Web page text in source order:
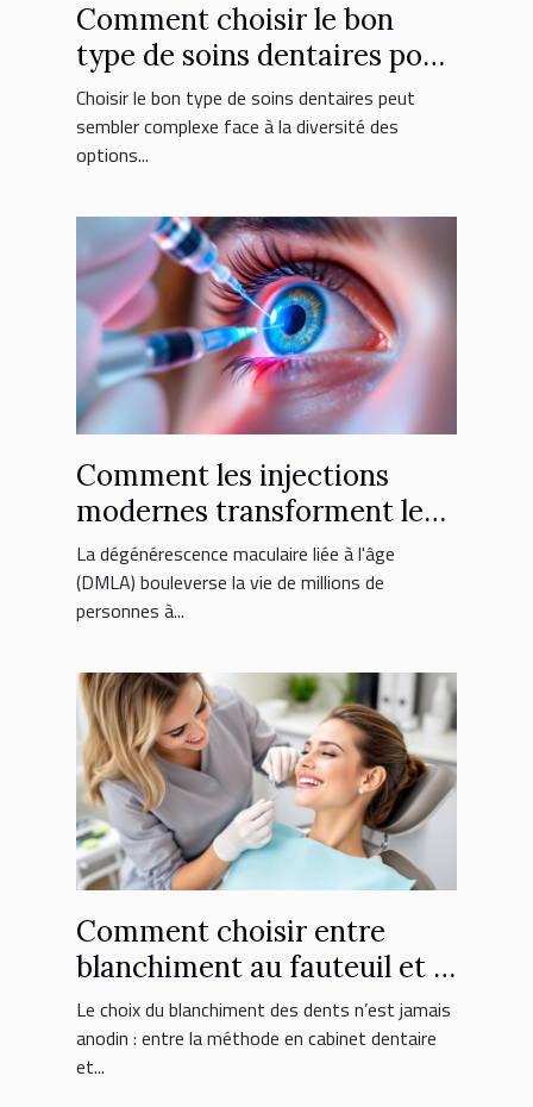
Comment choisir le bon
type de soins dentaires pour
vous ?
Choisir le bon type de soins dentaires peut
sembler complexe face à la diversité des
options...
Comment les injections
modernes transforment le
traitement de la DMLA ?
La dégénérescence maculaire liée à l'âge
(DMLA) bouleverse la vie de millions de
personnes à...
Comment choisir entre
blanchiment au fauteuil et à
domicile ?
Le choix du blanchiment des dents n’est jamais
anodin : entre la méthode en cabinet dentaire
et...